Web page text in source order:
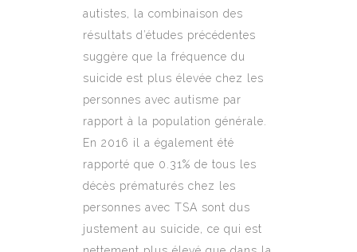
autistes, la combinaison des
résultats d’études précédentes
suggère que la fréquence du
suicide est plus élevée chez les
personnes avec autisme par
rapport à la population générale.
En 2016 il a également été
rapporté que 0.31% de tous les
décès prématurés chez les
personnes avec TSA sont dus
justement au suicide, ce qui est